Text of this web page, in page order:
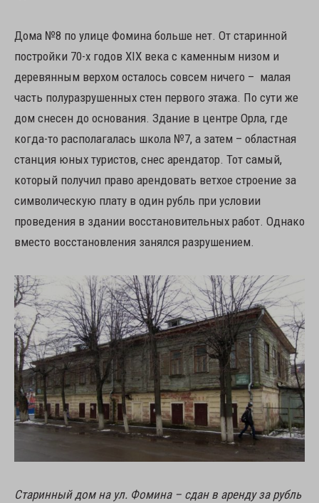
Дома №8 по улице Фомина больше нет. От старинной
постройки 70-х годов ХIХ века с каменным низом и
деревянным верхом осталось совсем ничего – малая
часть полуразрушенных стен первого этажа. По сути же
дом снесен до основания. Здание в центре Орла, где
когда-то располагалась школа №7, а затем – областная
станция юных туристов, снес арендатор. Тот самый,
который получил право арендовать ветхое строение за
символическую плату в один рубль при условии
проведения в здании восстановительных работ. Однако
вместо восстановления занялся разрушением.
Старинный дом на ул. Фомина – сдан в аренду за рубль